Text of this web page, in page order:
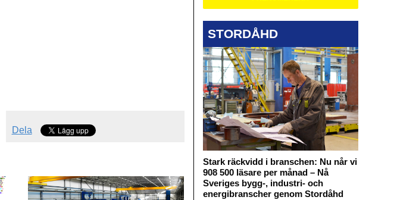
Dela
STORDÅHD
Stark räckvidd i branschen: Nu når vi
908 500 läsare per månad – Nå
Sveriges bygg-, industri- och
energibranscher genom Stordåhd